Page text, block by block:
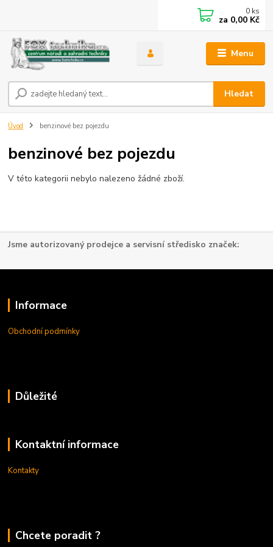
Menu
Hledat
0 ks
za 0,00 Kč
Úvod benzinové bez pojezdu
benzinové bez pojezdu
V této kategorii nebylo nalezeno žádné zboží.
Jsme autorizovaný prodejce a servisní středisko značek:
Informace
Obchodní podmínky
Důležité
Kontaktní informace
Kontakty
Chcete poradit ?